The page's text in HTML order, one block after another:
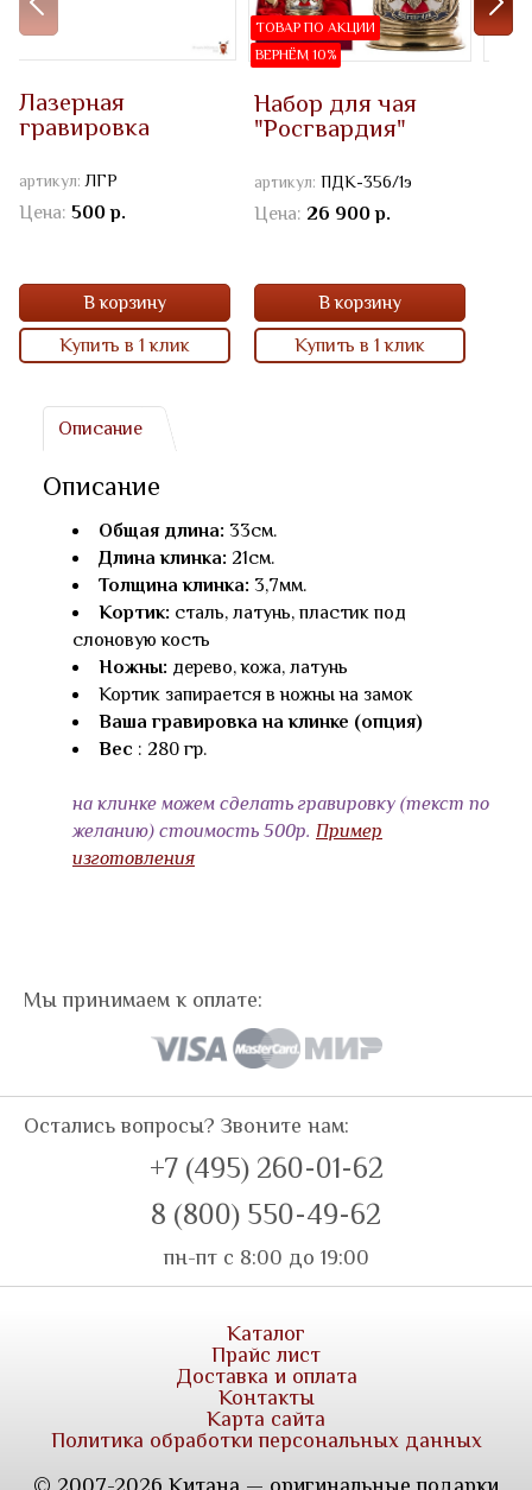
Описание
Описание
Общая длина: 33см.
Длина клинка: 21см.
Толщина клинка: 3,7мм.
Кортик: сталь, латунь, пластик под
слоновую кость
Ножны: дерево, кожа, латунь
Кортик запирается в ножны на замок
Ваша гравировка на клинке (опция)
Вес : 280 гр.
на клинке можем сделать гравировку (текст по
желанию) стоимость 500р. Пример
изготовления
Лазерная
гравировка
артикул: ЛГР
Цена: 500 р.
В корзину
Купить в 1 клик
ТОВАР ПО АКЦИИ
ВЕРНЁМ 10%
Набор для чая
"Росгвардия"
артикул: ПДК-356/1э
Цена: 26 900 р.
В корзину
Купить в 1 клик
Мы принимаем к оплате:
Остались вопросы? Звоните нам:
+7 (495) 260-01-62
8 (800) 550-49-62
пн-пт с 8:00 до 19:00
Каталог
Прайс лист
Доставка и оплата
Контакты
Карта сайта
Политика обработки персональных данных
© 2007-2026 Китана — оригинальные подарки